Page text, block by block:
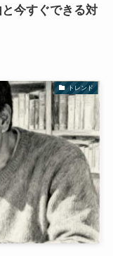
今すぐできる対
トレンド